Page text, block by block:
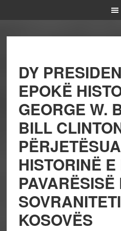
DY
EPOKË
GEORGE W.
BILL
HISTORINË
PAVARËSISË
KOSOVËS